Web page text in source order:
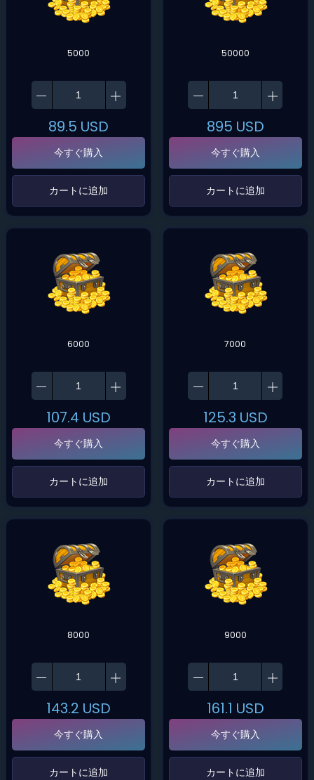
5000
89.5 USD
今すぐ購入
‌カートに追加‌
50000
895 USD
今すぐ購入
‌カートに追加‌
6000
107.4 USD
今すぐ購入
‌カートに追加‌
7000
125.3 USD
今すぐ購入
‌カートに追加‌
8000
143.2 USD
今すぐ購入
‌カートに追加‌
9000
161.1 USD
今すぐ購入
‌カートに追加‌